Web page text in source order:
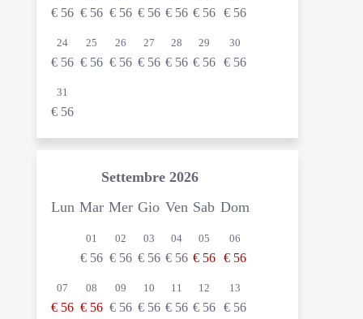
€ 56 € 56 € 56 € 56 € 56 € 56 € 56
24
€ 56
25
€ 56
26
€ 56
27
€ 56
28
€ 56
29
€ 56
30
€ 56
31
€ 56
Settembre 2026
Lun Mar Mer Gio Ven Sab Dom
01
€ 56
02
€ 56
03
€ 56
04
€ 56
05
€ 56
06
€ 56
07
€ 56
08
€ 56
09
€ 56
10
€ 56
11
€ 56
12
€ 56
13
€ 56